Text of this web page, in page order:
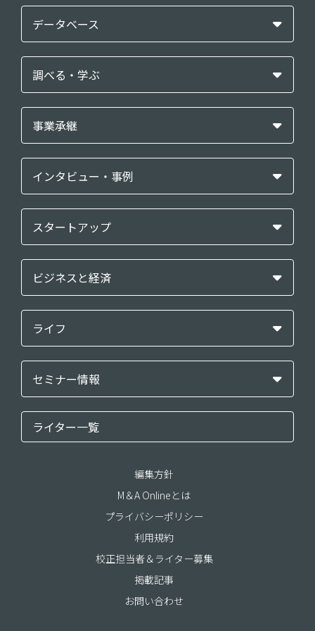
データベース
調べる・学ぶ
事業承継
インタビュー・事例
スタートアップ
ビジネスと経済
ライフ
セミナー情報
ライター一覧
編集方針
M＆A Onlineとは
プライバシーポリシー
利用規約
校正担当者＆ライター募集
掲載記事
お問い合わせ